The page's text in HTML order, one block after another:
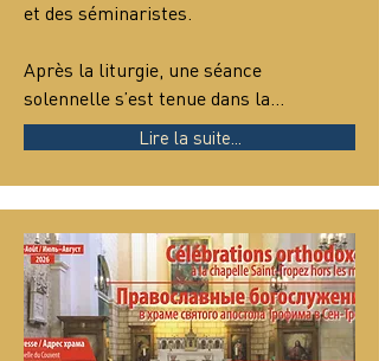
et des séminaristes.
Après la liturgie, une séance
solennelle s’est tenue dans la…
Lire la suite...